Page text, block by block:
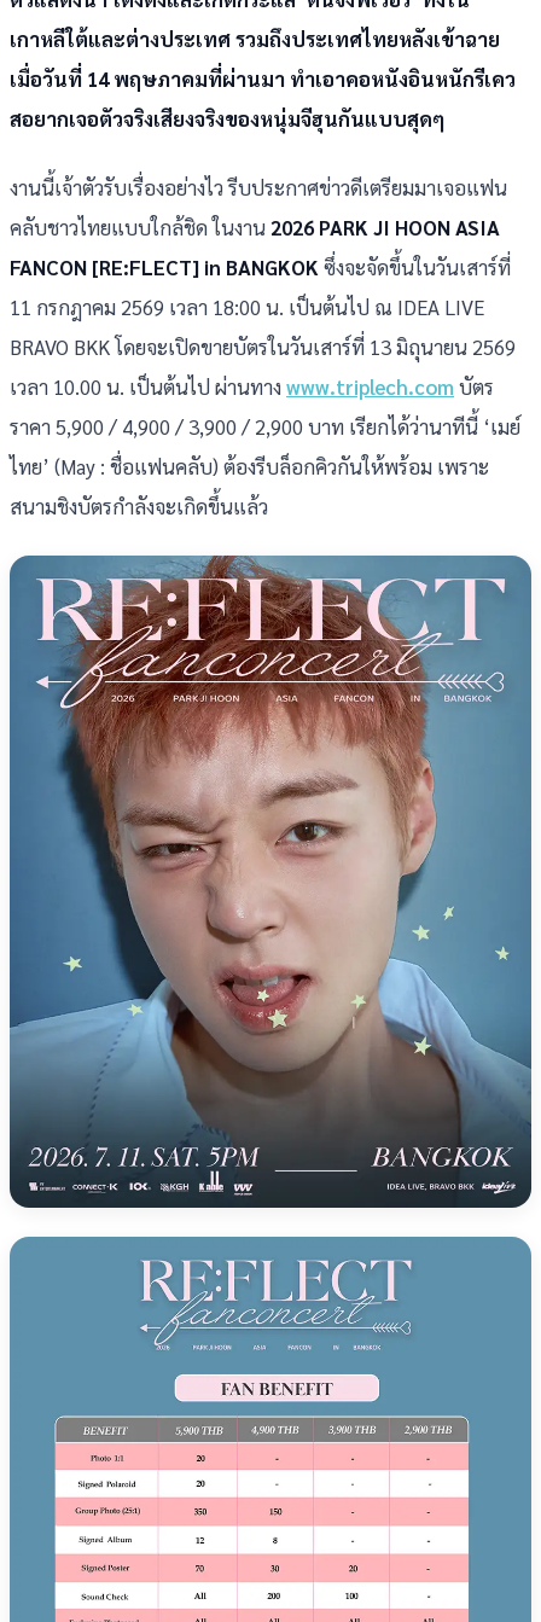
เกาหลีใต้และต่างประเทศ รวมถึงประเทศไทยหลังเข้าฉาย
เมื่อวันที่ 14 พฤษภาคมที่ผ่านมา ทำเอาคอหนังอินหนักรีเคว
สอยากเจอตัวจริงเสียงจริงของหนุ่มจีฮุนกันแบบสุดๆ
งานนี้เจ้าตัวรับเรื่องอย่างไว รีบประกาศข่าวดีเตรียมมาเจอแฟน
คลับชาวไทยแบบใกล้ชิด ในงาน 2026 PARK JI HOON ASIA
FANCON [RE:FLECT] in BANGKOKซึ่งจะจัดขึ้นในวันเสาร์ที่
11 กรกฎาคม 2569 เวลา 18:00 น. เป็นต้นไป ณ IDEA LIVE
BRAVO BKK โดยจะเปิดขายบัตรในวันเสาร์ที่ 13 มิถุนายน 2569
เวลา 10.00 น. เป็นต้นไป ผ่านทาง www.triplech.com บัตร
ราคา 5,900 / 4,900 / 3,900 / 2,900 บาท เรียกได้ว่านาทีนี้ ‘เมย์
ไทย’ (May : ชื่อแฟนคลับ) ต้องรีบล็อกคิวกันให้พร้อม เพราะ
สนามชิงบัตรกำลังจะเกิดขึ้นแล้ว